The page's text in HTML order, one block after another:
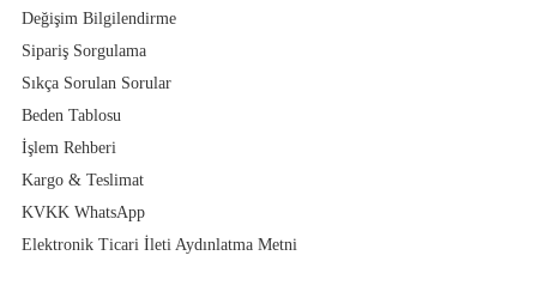
Değişim Bilgilendirme
Sipariş Sorgulama
Sıkça Sorulan Sorular
Beden Tablosu
İşlem Rehberi
Kargo & Teslimat
KVKK WhatsApp
Elektronik Ticari İleti Aydınlatma Metni